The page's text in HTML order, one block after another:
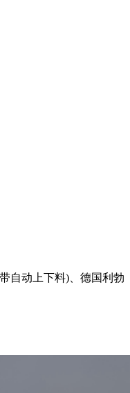
自动上下料)、德国利勃